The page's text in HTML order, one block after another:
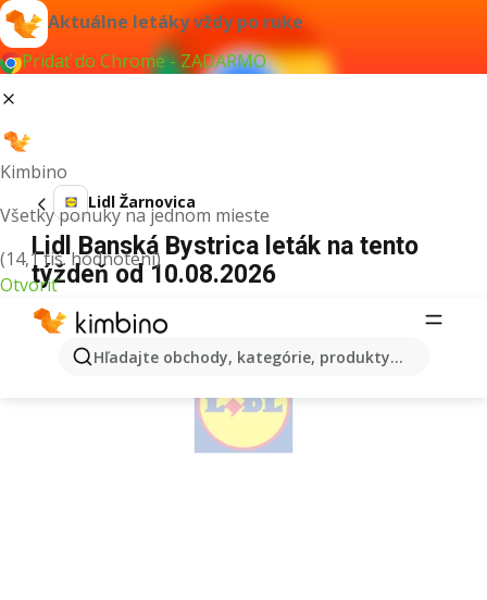
Aktuálne letáky vždy po ruke
Pridať do Chrome - ZADARMO
Kimbino
Všetky ponuky na jednom mieste
(14,1 tis. hodnotení)
Otvoriť
Hľadajte obchody, kategórie, produkty...
Lidl Žarnovica
Lidl Banská Bystrica leták na tento
týždeň od 10.08.2026